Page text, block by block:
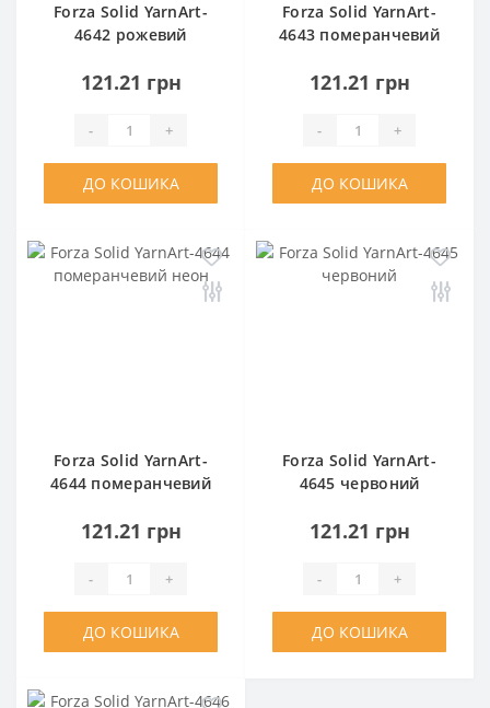
Forza Solid YarnArt-
4642 рожевий
121.21 грн
- +
ДО КОШИКА
Forza Solid YarnArt-
4643 померанчевий
121.21 грн
- +
ДО КОШИКА
Forza Solid YarnArt-
4644 померанчевий
121.21 грн
- +
ДО КОШИКА
Forza Solid YarnArt-
4645 червоний
121.21 грн
- +
ДО КОШИКА